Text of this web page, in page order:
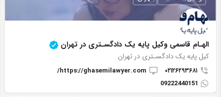
الهـام قاسمی وکیل پایه یک دادگسـتری در تهران
کیل پایه یک دادگسـتری در تهران
۰۲۱۲۶۲۹۳۶۸۱
https://ghasemilawyer.com/
09222440151